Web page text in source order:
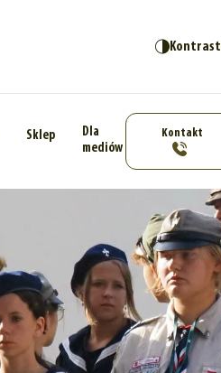
Kontrast
Sklep
Dla
mediów
Kontakt